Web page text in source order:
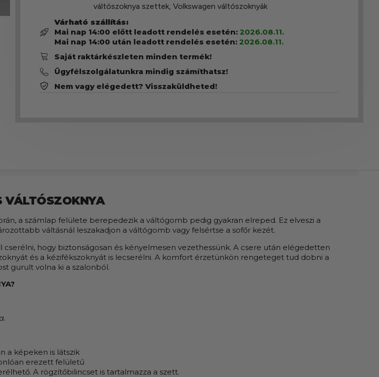
váltószoknya szettek, Volkswagen váltószoknyák
Várható szállítás:
Mai nap 14:00 előtt leadott rendelés esetén: 2026.08.11.
Mai nap 14:00 után leadott rendelés esetén: 2026.08.11.
Saját raktárkészleten minden termék!
Ügyfélszolgálatunkra mindig számíthatsz!
Nem vagy elégedett? Visszaküldheted!
VÁLTÓSZOKNYA
a számlap felülete berepedezik a váltógomb pedig gyakran elreped. Ez elveszi a
váltásnál leszakadjon a váltógomb vagy felsértse a sofőr kezét.
hogy biztonságosan és kényelmesen vezethessünk. A csere után elégedetten
és a kézifékszoknyát is lecserélni. A komfort érzetünkön rengeteget tud dobni a
gurult volna ki a szalonból.
a képeken is látszik
erezett felületű
A rögzítőbilincset is tartalmazza a szett.